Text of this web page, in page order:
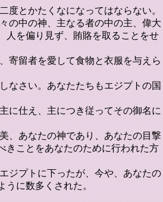
度とかたくなになってはならない。
の中の神、主なる者の中の主、偉大
人を偏り見ず、賄賂を取ることをせ
寄留者を愛して食物と衣服を与えら
なさい。あなたたちもエジプトの国
に仕え、主につき従ってその御名に
、あなたの神であり、あなたの目撃
きことをあなたのために行われた方
ジプトに下ったが、今や、あなたの
うに数多くされた。